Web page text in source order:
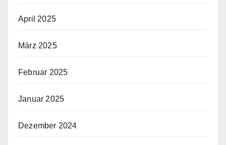
April 2025
März 2025
Februar 2025
Januar 2025
Dezember 2024